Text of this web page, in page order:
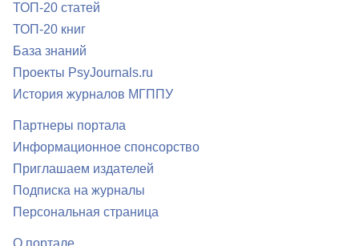
ТОП-20 статей
ТОП-20 книг
База знаний
Проекты PsyJournals.ru
История журналов МГППУ
Партнеры портала
Информационное спонсорство
Приглашаем издателей
Подписка на журналы
Персональная страница